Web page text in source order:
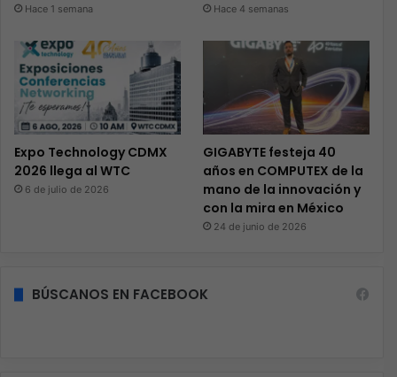
Hace 1 semana Hace 4 semanas
Expo Technology CDMX
2026 llega al WTC
6 de julio de 2026
GIGABYTE festeja 40
años en COMPUTEX de la
mano de la innovación y
con la mira en México
24 de junio de 2026
BÚSCANOS EN FACEBOOK